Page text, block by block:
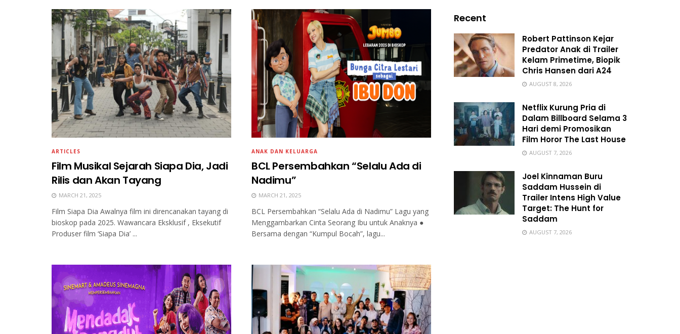
ARTICLES
Film Musikal Sejarah Siapa Dia, Jadi
Rilis dan Akan Tayang
MARCH 21, 2025
Film Siapa Dia Awalnya film ini direncanakan tayang di
bioskop pada 2025. Wawancara Eksklusif , Eksekutif
Produser film ‘Siapa Dia’ ...
ANAK DAN KELUARGA
BCL Persembahkan “Selalu Ada di
Nadimu”
MARCH 21, 2025
BCL Persembahkan “Selalu Ada di Nadimu” Lagu yang
Menggambarkan Cinta Seorang Ibu untuk Anaknya ●
Bersama dengan “Kumpul Bocah”, lagu...
Recent
Robert Pattinson Kejar
Predator Anak di Trailer
Kelam Primetime, Biopik
Chris Hansen dari A24
AUGUST 8, 2026
Netflix Kurung Pria di
Dalam Billboard Selama 3
Hari demi Promosikan
Film Horor The Last House
AUGUST 7, 2026
Joel Kinnaman Buru
Saddam Hussein di
Trailer Intens High Value
Target: The Hunt for
Saddam
AUGUST 7, 2026